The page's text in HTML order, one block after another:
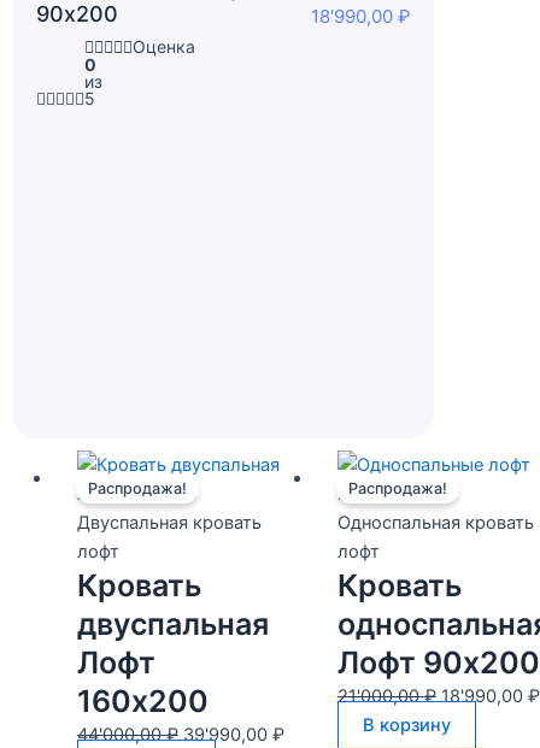
90х200
Оценка
0
из
5
18'990,00 ₽
Распродажа!
Двуспальная кровать
лофт
Кровать
двуспальная
Лофт
160х200
44'000,00₽
Первоначальная
цена
составляла
39'990,00 ₽
Текущая
39'990,00 ₽.
Распродажа!
Односпальная кровать
лофт
Кровать
Лофт 90х200
21'000,00₽
цена
составляла
18'990,00 ₽
В корзину